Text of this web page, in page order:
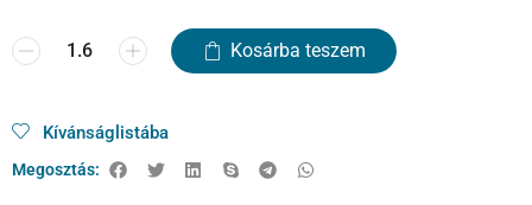
Kosárba teszem
Kívánságlistába
Megosztás: